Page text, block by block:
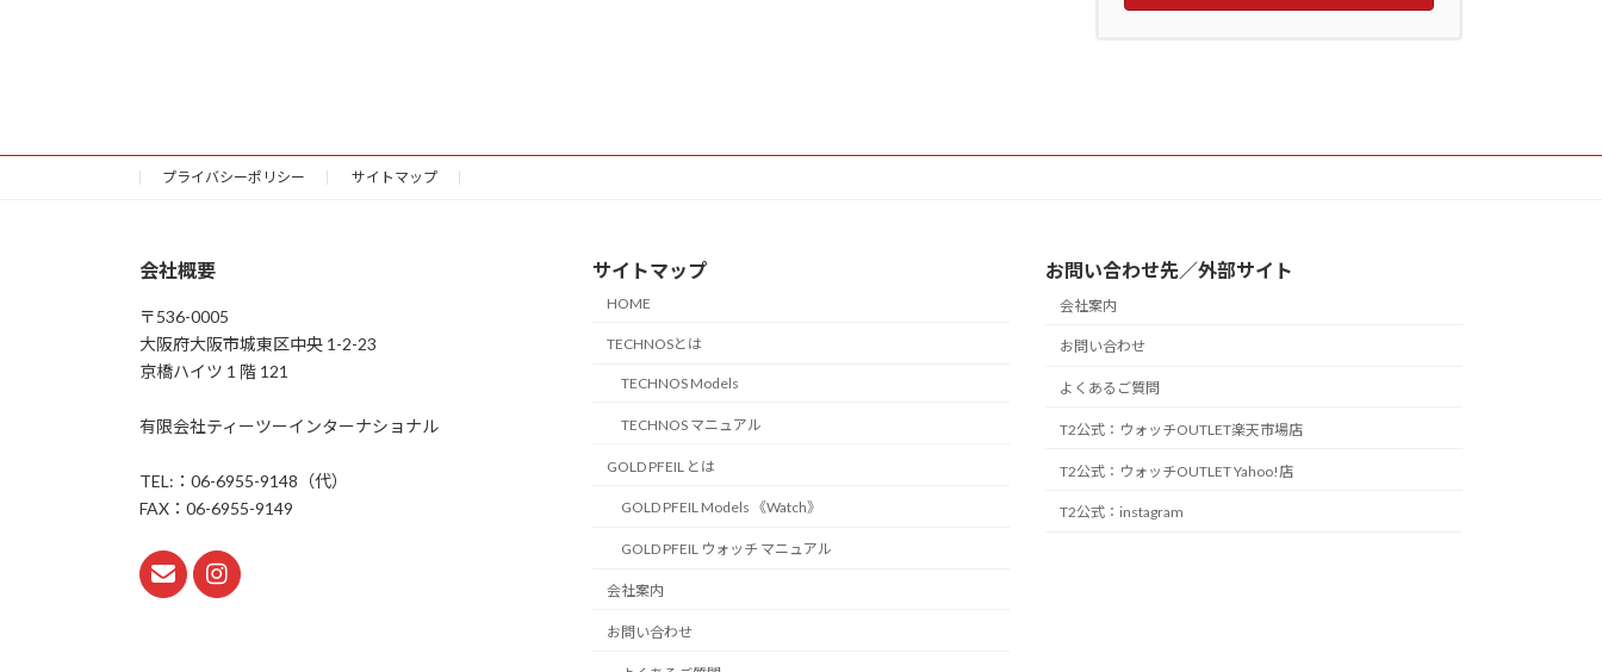
プライバシーポリシー サイトマップ
会社概要
〒536-0005
大阪府大阪市城東区中央 1-2-23
京橋ハイツ 1 階 121
有限会社ティーツーインターナショナル
TEL:：06-6955-9148（代）
FAX：06-6955-9149
サイトマップ
HOME
TECHNOSとは
TECHNOS Models
TECHNOS マニュアル
GOLD PFEIL とは
GOLD PFEIL Models 《Watch》
GOLD PFEIL ウォッチ マニュアル
会社案内
お問い合わせ
お問い合わせ先／外部サイト
会社案内
お問い合わせ
よくあるご質問
T2公式：ウォッチOUTLET楽天市場店
T2公式：ウォッチOUTLET Yahoo!店
T2公式：instagram